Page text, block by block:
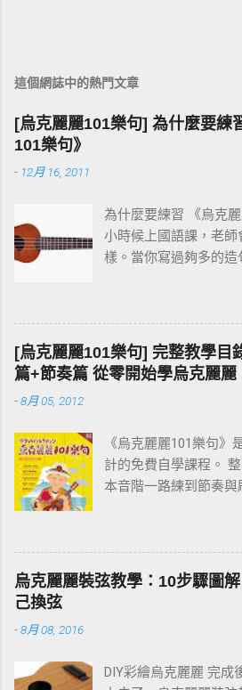
這個網誌中的熱門文章
[烏克麗麗101樂句] 為什麼要練
101樂句》
- 12月 16, 2011
為什麼要練習 《烏克
小時候上國語課，老
樣。當你寫過夠多的造
的道理。先把一個個
都到位之後，再去按
成一件輕鬆自然的事
才走得快。
[烏克麗麗101樂句] 完整教學目
篇+節奏篇 從零開始學烏克麗麗
-8月 05, 2012
《烏克麗麗101樂句》
計的免費自學課程。
本音階一路練到節奏與
問，歡迎在文章下方
「001 C調基本音階」
還不清楚為什麼要練樂
練習烏克麗麗101樂句
烏克麗麗裝弦教學：10步驟圖
己換弦
-8月 08, 2016
DIY彩繪烏克麗麗 完成